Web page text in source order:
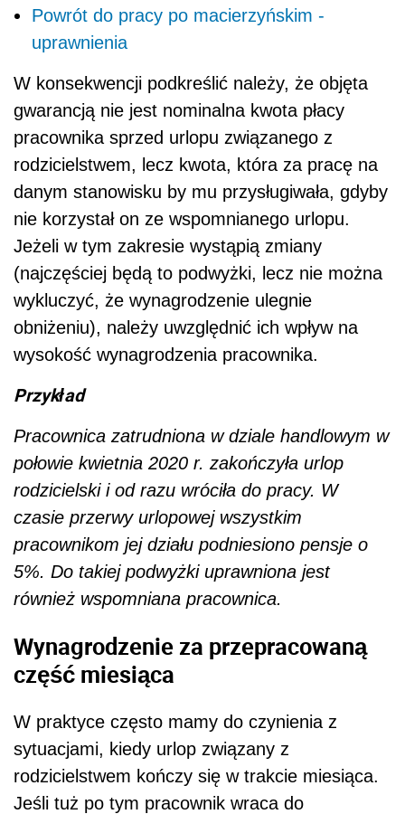
Powrót do pracy po macierzyńskim -
uprawnienia
W konsekwencji podkreślić należy, że objęta
gwarancją nie jest nominalna kwota płacy
pracownika sprzed urlopu związanego z
rodzicielstwem, lecz kwota, która za pracę na
danym stanowisku by mu przysługiwała, gdyby
nie korzystał on ze wspomnianego urlopu.
Jeżeli w tym zakresie wystąpią zmiany
(najczęściej będą to podwyżki, lecz nie można
wykluczyć, że wynagrodzenie ulegnie
obniżeniu), należy uwzględnić ich wpływ na
wysokość wynagrodzenia pracownika.
Przykład
Pracownica zatrudniona w dziale handlowym w
połowie kwietnia 2020 r. zakończyła urlop
rodzicielski i od razu wróciła do pracy. W
czasie przerwy urlopowej wszystkim
pracownikom jej działu podniesiono pensje o
5%. Do takiej podwyżki uprawniona jest
również wspomniana pracownica.
Wynagrodzenie za przepracowaną
część miesiąca
W praktyce często mamy do czynienia z
sytuacjami, kiedy urlop związany z
rodzicielstwem kończy się w trakcie miesiąca.
Jeśli tuż po tym pracownik wraca do